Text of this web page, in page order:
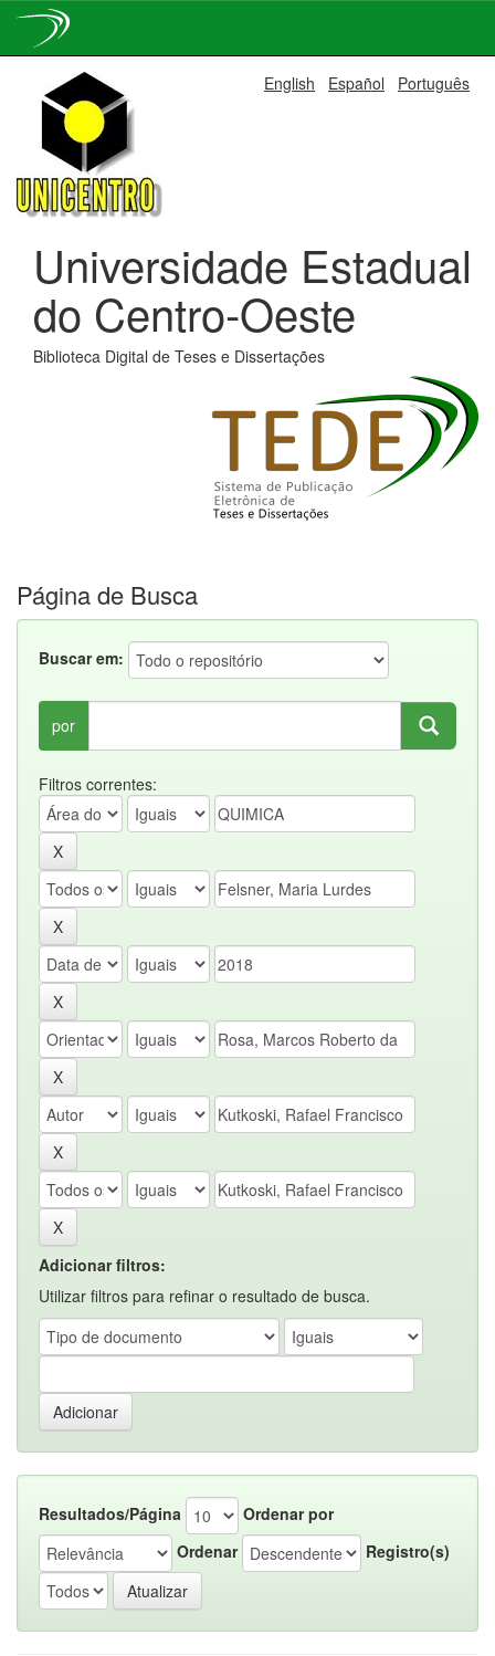
navigation
English Español Português
Universidade Estadual
do Centro-Oeste
Biblioteca Digital de Teses e Dissertações
Página de Busca
Buscar em:
por
Filtros correntes:
Adicionar filtros:
Utilizar filtros para refinar o resultado de busca.
Resultados/Página
Ordenar por
Ordenar
Registro(s)